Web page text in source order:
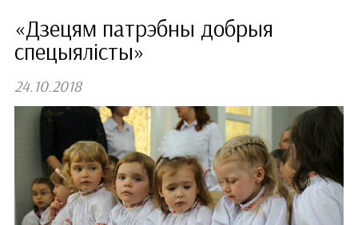
«Дзецям патрэбны добрыя
спецыялісты»
24.10.2018